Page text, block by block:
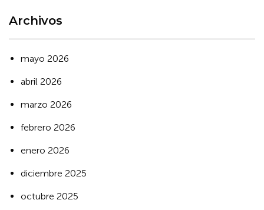
Archivos
mayo 2026
abril 2026
marzo 2026
febrero 2026
enero 2026
diciembre 2025
octubre 2025